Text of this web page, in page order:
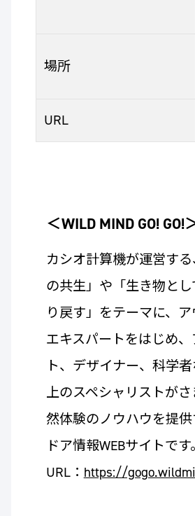
場所
URL
＜WILD MIND GO! GO!
カシオ計算機が運営す
の共生」や「生き物と
り戻す」をテーマに、
エキスパートをはじめ、
ト、デザイナー、科学
上のスペシャリストが
然体験のノウハウを提
ドア情報WEBサイトです。
URL： https://